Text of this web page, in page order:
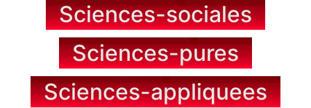
Sciences-sociales
Sciences-pures
Sciences-appliquees